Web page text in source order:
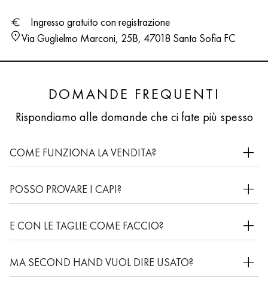
Ingresso gratuito con registrazione
Via Guglielmo Marconi, 25B, 47018 Santa Sofia FC
DOMANDE FREQUENTI
Rispondiamo alle domande che ci fate più spesso
COME FUNZIONA LA VENDITA?
POSSO PROVARE I CAPI?
E CON LE TAGLIE COME FACCIO?
MA SECOND HAND VUOL DIRE USATO?